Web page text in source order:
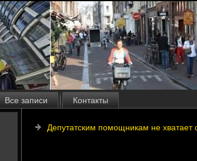
Все записи Контакты
Депутатским помощникам не хватает